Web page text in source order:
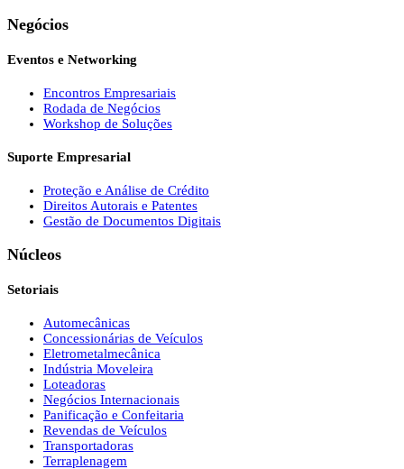
Negócios
Eventos e Networking
Encontros Empresariais
Rodada de Negócios
Workshop de Soluções
Suporte Empresarial
Proteção e Análise de Crédito
Direitos Autorais e Patentes
Gestão de Documentos Digitais
Núcleos
Setoriais
Automecânicas
Concessionárias de Veículos
Eletrometalmecânica
Indústria Moveleira
Loteadoras
Negócios Internacionais
Panificação e Confeitaria
Revendas de Veículos
Transportadoras
Terraplenagem